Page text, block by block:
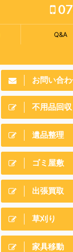
Q&A
お問い合
不用品回収
遺品整理
ゴミ屋敷
出張買取
草刈り
家具移動